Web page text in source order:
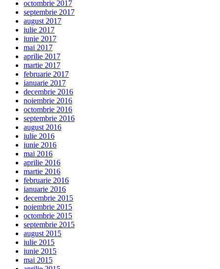
octombrie 2017
septembrie 2017
august 2017
iulie 2017
iunie 2017
mai 2017
aprilie 2017
martie 2017
februarie 2017
ianuarie 2017
decembrie 2016
noiembrie 2016
octombrie 2016
septembrie 2016
august 2016
iulie 2016
iunie 2016
mai 2016
aprilie 2016
martie 2016
februarie 2016
ianuarie 2016
decembrie 2015
noiembrie 2015
octombrie 2015
septembrie 2015
august 2015
iulie 2015
iunie 2015
mai 2015